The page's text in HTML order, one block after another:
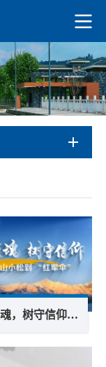
雪盖英魂，树守信仰：从夹金山小松到“红军伞”